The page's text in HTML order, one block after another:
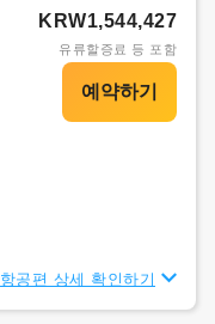
KRW1,544,427
유류할증료 등 포함
항공편 상세 확인하기